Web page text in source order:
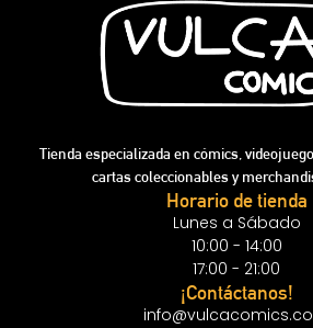
Tienda especializada en cómics,
cartas coleccionables y
Horario de tienda
Lunes a Sábado
10:00 - 14:00
17:00 - 21:00
¡Contáctanos!